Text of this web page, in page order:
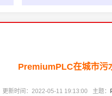
PremiumPLC在城市污
更新时间：2022-05-11 19:13:00 主题：